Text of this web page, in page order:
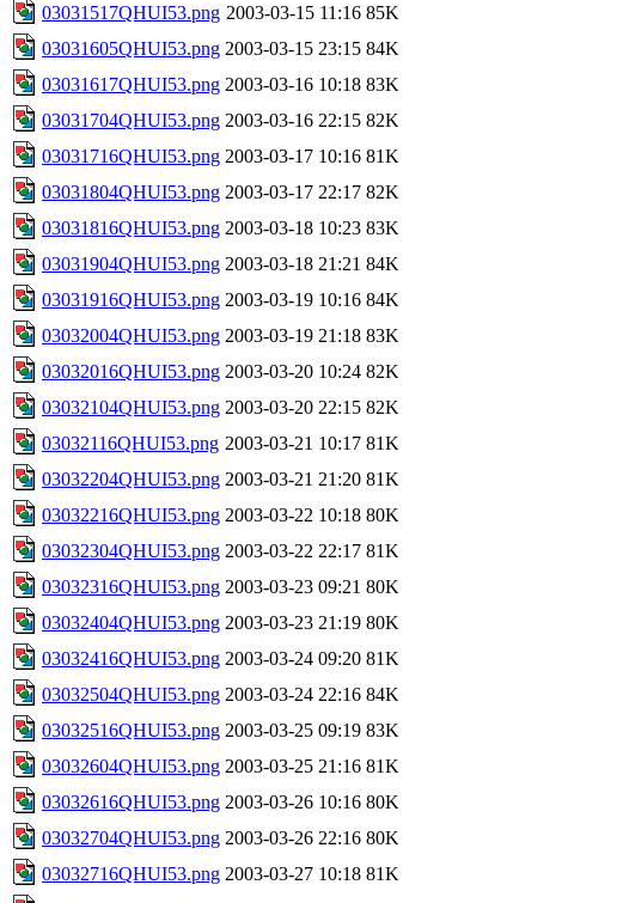
03031517QHUI53.png 2003-03-15 11:16 85K
03031605QHUI53.png 2003-03-15 23:15 84K
03031617QHUI53.png 2003-03-16 10:18 83K
03031704QHUI53.png 2003-03-16 22:15 82K
03031716QHUI53.png 2003-03-17 10:16 81K
03031804QHUI53.png 2003-03-17 22:17 82K
03031816QHUI53.png 2003-03-18 10:23 83K
03031904QHUI53.png 2003-03-18 21:21 84K
03031916QHUI53.png 2003-03-19 10:16 84K
03032004QHUI53.png 2003-03-19 21:18 83K
03032016QHUI53.png 2003-03-20 10:24 82K
03032104QHUI53.png 2003-03-20 22:15 82K
03032116QHUI53.png 2003-03-21 10:17 81K
03032204QHUI53.png 2003-03-21 21:20 81K
03032216QHUI53.png 2003-03-22 10:18 80K
03032304QHUI53.png 2003-03-22 22:17 81K
03032316QHUI53.png 2003-03-23 09:21 80K
03032404QHUI53.png 2003-03-23 21:19 80K
03032416QHUI53.png 2003-03-24 09:20 81K
03032504QHUI53.png 2003-03-24 22:16 84K
03032516QHUI53.png 2003-03-25 09:19 83K
03032604QHUI53.png 2003-03-25 21:16 81K
03032616QHUI53.png 2003-03-26 10:16 80K
03032704QHUI53.png 2003-03-26 22:16 80K
03032716QHUI53.png 2003-03-27 10:18 81K